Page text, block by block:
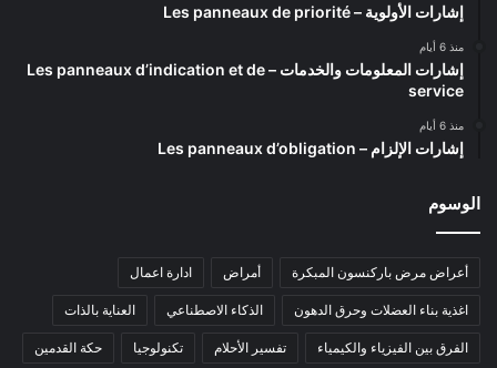
إشارات الأولوية – Les panneaux de priorité
منذ 6 أيام
إشارات المعلومات والخدمات – Les panneaux d’indication et de
service
منذ 6 أيام
إشارات الإلزام – Les panneaux d’obligation
الوسوم
أعراض مرض باركنسون المبكرة أمراض ادارة اعمال
اغذية بناء العضلات وحرق الدهون الذكاء الاصطناعي العناية بالذات
الفرق بين الفيزياء والكيمياء تفسير الأحلام تكنولوجيا حكة القدمين